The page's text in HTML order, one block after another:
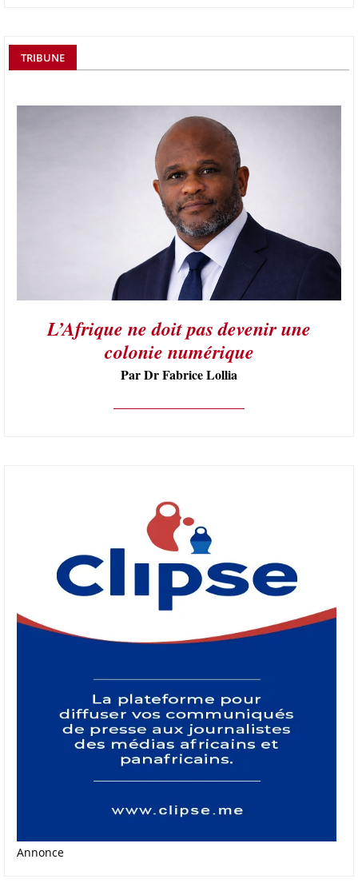
TRIBUNE
L’Afrique ne doit pas devenir une
colonie numérique
Par Dr Fabrice Lollia
Annonce